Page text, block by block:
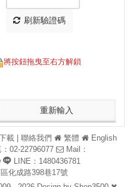
刷新驗證碼
將按鈕拖曳至右方解鎖
載| 聯絡我們 繁體
English
02-22796077
Mail：
LINE：1480436781
化成路398巷17號